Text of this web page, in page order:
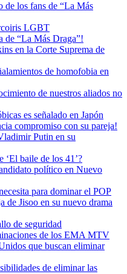
de los fans de “La Más
LGBT
de “La Más Draga”!
en la Corte Suprema de
de homofobia en
de nuestros aliados no
es señalado en Japón
compromiso con su pareja!
Putin en su
‘El baile de los 41’?
político en Nuevo
para dominar el POP
de Jisoo en su nuevo drama
de seguridad
de los EMA MTV
que buscan eliminar
de eliminar las